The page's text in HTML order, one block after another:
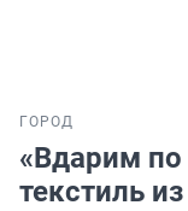
ГОРОД
«Вдарим
текстиль